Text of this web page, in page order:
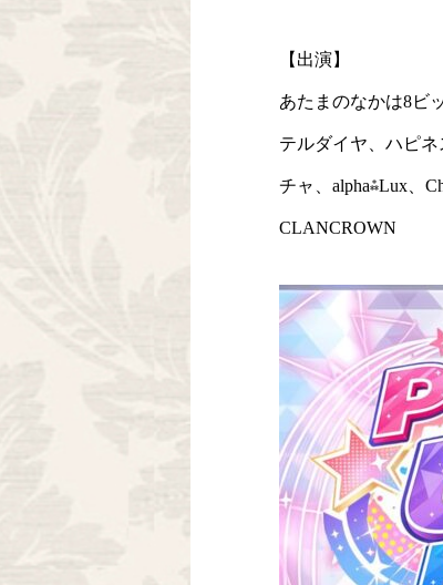
【出演】
あたまのなかは8ビ
テルダイヤ、ハピ
チャ、alpha⁂Lux、
CLANCROWN